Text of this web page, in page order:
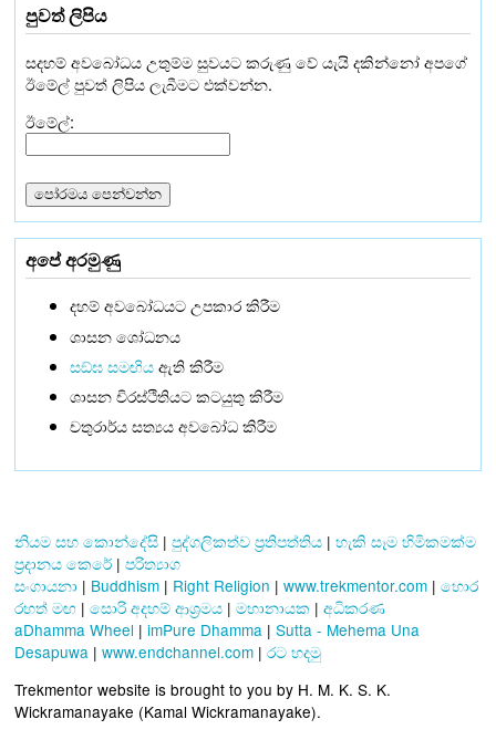
පුවත් ලිපිය
සදහම් අවබෝධය උතුම්ම සුවයට කරුණු වේ යැයි දකින්නෝ අපගේ
ඊමේල් පුවත් ලිපිය ලැබීමට එක්වන්න.
ඊමේල්:
අපේ අරමුණු
දහම් අවබෝධයට උපකාර කිරීම
ශාසන ශෝධනය
සඞ්‌ඝ සමඟියඇති කිරීම
ශාසන චිරස්ථිතියට කටයුතු කිරීම
චතුරාර්ය සත්‍යය අවබෝධ කිරීම
නියම සහ කොන්දේසි | පුද්ගලිකත්ව ප්‍රතිපත්තිය | හැකි සෑම හිමිකමක්ම
ප්‍රදානය කෙරේ | පරිත්‍යාග
සංගායනා | Buddhism | Right Religion | www.trekmentor.com | හොර
රහත් මඟ | සොරි අදහම් ආශ්‍රමය | මහානායක | අධිකරණ
aDhamma Wheel | imPure Dhamma | Sutta - Mehema Una
Desapuwa | www.endchannel.com | රට හදමු
Trekmentor website is brought to you by H. M. K. S. K.
Wickramanayake (Kamal Wickramanayake).